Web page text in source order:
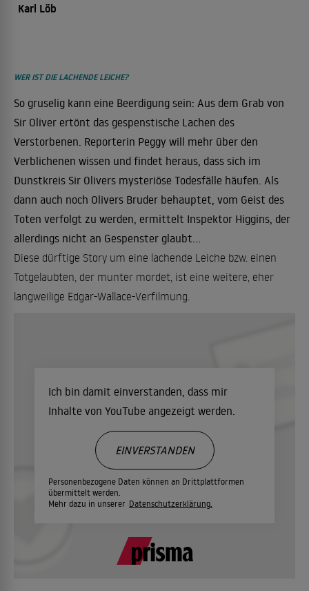
Karl Löb
WER IST DIE LACHENDE LEICHE?
So gruselig kann eine Beerdigung sein: Aus dem Grab von
Sir Oliver ertönt das gespenstische Lachen des
Verstorbenen. Reporterin Peggy will mehr über den
Verblichenen wissen und findet heraus, dass sich im
Dunstkreis Sir Olivers mysteriöse Todesfälle häufen. Als
dann auch noch Olivers Bruder behauptet, vom Geist des
Toten verfolgt zu werden, ermittelt Inspektor Higgins, der
allerdings nicht an Gespenster glaubt...
Diese dürftige Story um eine lachende Leiche bzw. einen
Totgelaubten, der munter mordet, ist eine weitere, eher
langweilige Edgar-Wallace-Verfilmung.
Ich bin damit einverstanden, dass mir
Inhalte von YouTube angezeigt werden.
Personenbezogene Daten können an Drittplattformen
übermittelt werden.
Mehr dazu in unserer Datenschutzerklärung.
EINVERSTANDEN